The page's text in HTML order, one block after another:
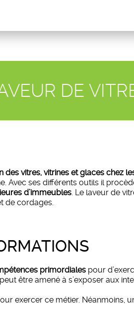
DE
des vitres, vitrines et glaces chez
Avec ses différents outils il
d’immeubles. Le laveur de
de cordages.
primordiales pour
être amené à s’exposer aux
exercer ce métier.